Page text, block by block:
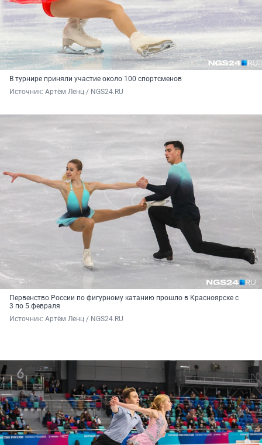
В турнире приняли участие около 100 спортсменов
Источник: Артём Ленц / NGS24.RU
Первенство России по фигурному катанию прошло в Красноярске с
3 по 5 февраля
Источник: Артём Ленц / NGS24.RU